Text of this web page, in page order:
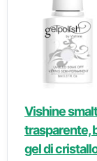
Vishine
trasparente,
gel di